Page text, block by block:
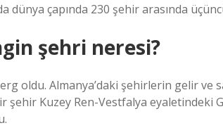
dünya çapında 230 şehir arasında
şehri neresi?
oldu. Almanya’daki şehirlerin gelir ve
şehir Kuzey Ren-Vestfalya eyaletindeki